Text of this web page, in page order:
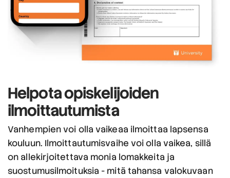
Helpotaopiskelijoiden
ilmoittautumista
Vanhempien voi olla vaikeaa ilmoittaa lapsensa
kouluun. Ilmoittautumisvaihe voi olla vaikea, sillä
on allekirjoitettava monia lomakkeita ja
suostumusilmoituksia - mitä tahansa valokuvaan